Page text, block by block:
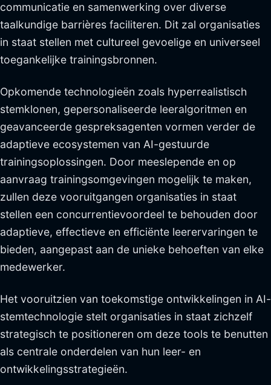
communicatie en samenwerking over diverse
taalkundige barrières faciliteren. Dit zal organisaties
in staat stellen met cultureel gevoelige en universeel
toegankelijke trainingsbronnen.
Opkomende technologieën zoals hyperrealistisch
stemklonen, gepersonaliseerde leeralgoritmen en
geavanceerde gespreksagenten vormen verder de
adaptieve ecosystemen van AI-gestuurde
trainingsoplossingen. Door meeslepende en op
aanvraag trainingsomgevingen mogelijk te maken,
zullen deze vooruitgangen organisaties in staat
stellen een concurrentievoordeel te behouden door
adaptieve, effectieve en efficiënte leerervaringen te
bieden, aangepast aan de unieke behoeften van elke
medewerker.
Het vooruitzien van toekomstige ontwikkelingen in AI-
stemtechnologie stelt organisaties in staat zichzelf
strategisch te positioneren om deze tools te benutten
als centrale onderdelen van hun leer- en
ontwikkelingsstrategieën.